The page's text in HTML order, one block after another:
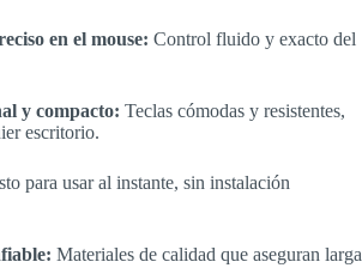
en el mouse: Control fluido y exacto del
y compacto: Teclas cómodas y resistentes,
escritorio.
para usar al instante, sin instalación
Materiales de calidad que aseguran larga